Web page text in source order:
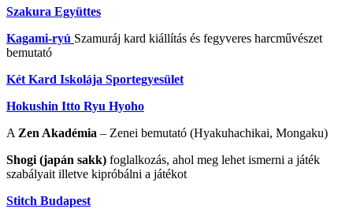
Szakura Együttes
Kagami-ryú Szamuráj kard kiállítás és fegyveres harcművészet
bemutató
Két Kard Iskolája Sportegyesület
Hokushin Itto Ryu Hyoho
A Zen Akadémia – Zenei bemutató (Hyakuhachikai, Mongaku)
Shogi (japán sakk) foglalkozás, ahol meg lehet ismerni a játék
szabályait illetve kipróbálni a játékot
Stitch Budapest